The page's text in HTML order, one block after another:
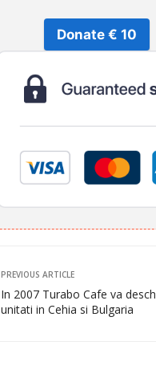
Donate € 10
PREVIOUS ARTICLE
In 2007 Turabo Cafe va
unitati in Cehia si Bulgaria